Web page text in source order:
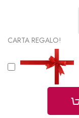
CARTA REGALO!